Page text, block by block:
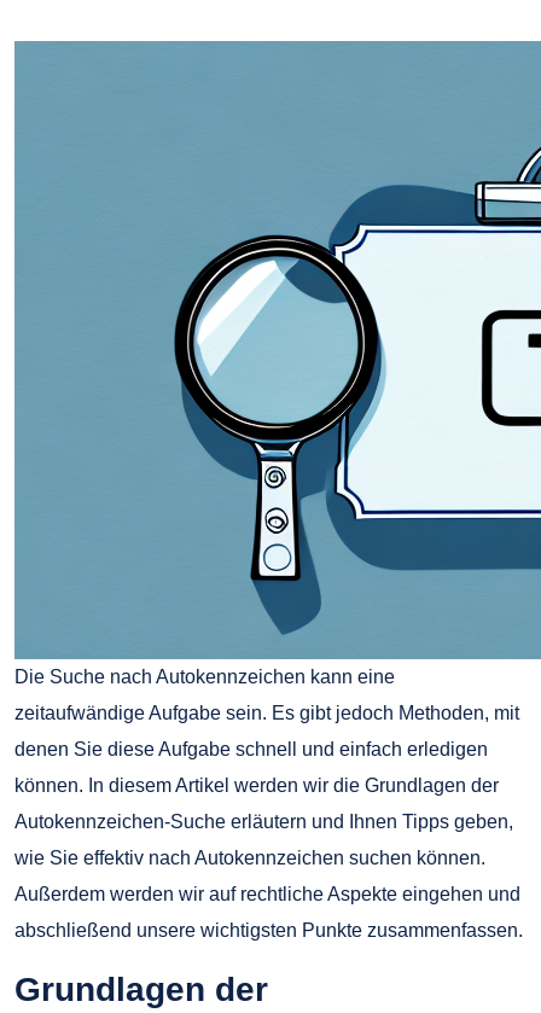
Die Suche nach Autokennzeichen kann eine
zeitaufwändige Aufgabe sein. Es gibt jedoch Methoden, mit
denen Sie diese Aufgabe schnell und einfach erledigen
können. In diesem Artikel werden wir die Grundlagen der
Autokennzeichen-Suche erläutern und Ihnen Tipps geben,
wie Sie effektiv nach Autokennzeichen suchen können.
Außerdem werden wir auf rechtliche Aspekte eingehen und
abschließend unsere wichtigsten Punkte zusammenfassen.
Grundlagen der